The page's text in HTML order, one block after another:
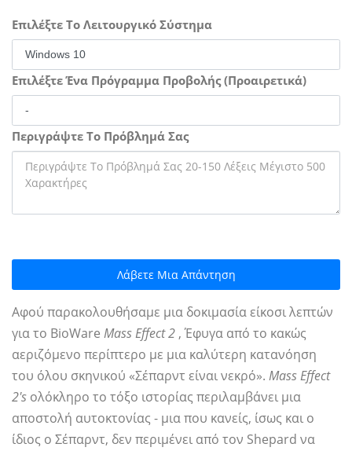
Επιλέξτε Το Λειτουργικό Σύστημα
Επιλέξτε Ένα Πρόγραμμα Προβολής (Προαιρετικά)
Περιγράψτε Το Πρόβλημά Σας
Λάβετε Μια Απάντηση
Αφού παρακολουθήσαμε μια δοκιμασία είκοσι λεπτών
για το BioWare Mass Effect 2 , Έφυγα από το κακώς
αεριζόμενο περίπτερο με μια καλύτερη κατανόηση
του όλου σκηνικού «Σέπαρντ είναι νεκρό». Mass Effect
2's ολόκληρο το τόξο ιστορίας περιλαμβάνει μια
αποστολή αυτοκτονίας - μια που κανείς, ίσως και ο
ίδιος ο Σέπαρντ, δεν περιμένει από τον Shepard να